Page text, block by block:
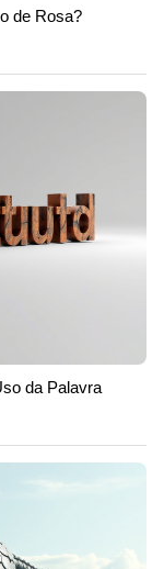
de Rosa?
da Palavra